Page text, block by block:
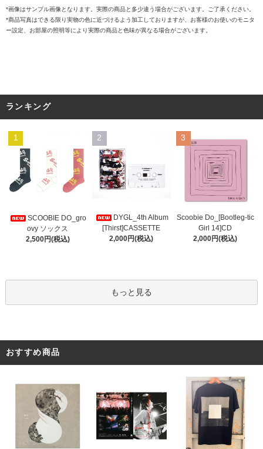
*画像はサンプル画像となります。実際の商品と多少違う場合がございます。ご了承ください。
*商品写真はできる限り実物の色に近づけるよう加工しておりますが、お客様のお使いのモニタ
ー設定、お部屋の照明等により実際の商品と色味が異なる場合がございます。
ランキング
1
SCOOBIE DO_gro
ovy ソックス
2,500円(税込)
2
DYGL_4th Album
[Thirst]CASSETTE
2,000円(税込)
3
Scoobie Do_[Bootleg-tic
Girl 14]CD
2,000円(税込)
もっと見る
おすすめ商品